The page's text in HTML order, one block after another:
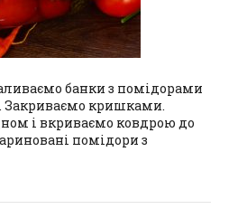
банки з помідорами
кришками.
і вкриваємо ковдрою до
помідори з